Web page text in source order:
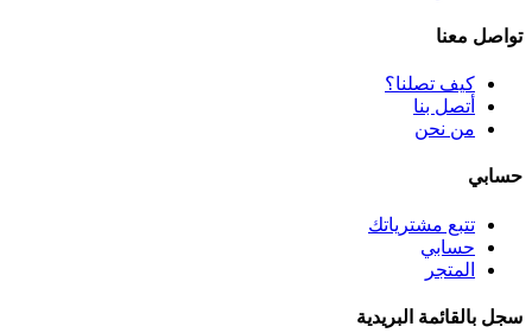
تواصل معنا
كيف تصلنا؟
أتصل بنا
من نحن
حسابي
تتبع مشترياتك
حسابي
المتجر
سجل بالقائمة البريدية